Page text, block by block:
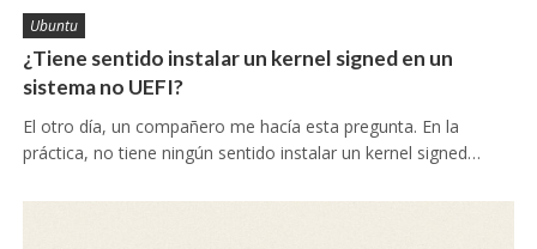
Ubuntu
¿Tiene sentido instalar un kernel signed en un
sistema no UEFI?
El otro día, un compañero me hacía esta pregunta. En la
práctica, no tiene ningún sentido instalar un kernel signed…